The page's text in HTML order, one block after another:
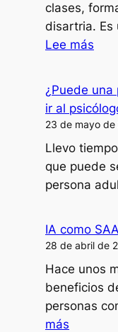
clases,
disartria. Es
Lee más
con
mi
¿Puede
ir al
23 de mayo de
Llevo
que puede
persona
IA como
28 de abril de
Hace unos
beneficios
personas
más